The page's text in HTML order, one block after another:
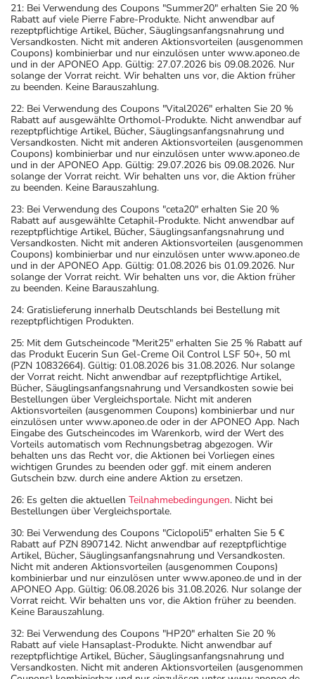
21: Bei Verwendung des Coupons "Summer20" erhalten Sie 20 %
Rabatt auf viele Pierre Fabre-Produkte. Nicht anwendbar auf
rezeptpflichtige Artikel, Bücher, Säuglingsanfangsnahrung und
Versandkosten. Nicht mit anderen Aktionsvorteilen (ausgenommen
Coupons) kombinierbar und nur einzulösen unter www.aponeo.de
und in der APONEO App. Gültig: 27.07.2026 bis 09.08.2026. Nur
solange der Vorrat reicht. Wir behalten uns vor, die Aktion früher
zu beenden. Keine Barauszahlung.
22: Bei Verwendung des Coupons "Vital2026" erhalten Sie 20 %
Rabatt auf ausgewählte Orthomol-Produkte. Nicht anwendbar auf
rezeptpflichtige Artikel, Bücher, Säuglingsanfangsnahrung und
Versandkosten. Nicht mit anderen Aktionsvorteilen (ausgenommen
Coupons) kombinierbar und nur einzulösen unter www.aponeo.de
und in der APONEO App. Gültig: 29.07.2026 bis 09.08.2026. Nur
solange der Vorrat reicht. Wir behalten uns vor, die Aktion früher
zu beenden. Keine Barauszahlung.
23: Bei Verwendung des Coupons "ceta20" erhalten Sie 20 %
Rabatt auf ausgewählte Cetaphil-Produkte. Nicht anwendbar auf
rezeptpflichtige Artikel, Bücher, Säuglingsanfangsnahrung und
Versandkosten. Nicht mit anderen Aktionsvorteilen (ausgenommen
Coupons) kombinierbar und nur einzulösen unter www.aponeo.de
und in der APONEO App. Gültig: 01.08.2026 bis 01.09.2026. Nur
solange der Vorrat reicht. Wir behalten uns vor, die Aktion früher
zu beenden. Keine Barauszahlung.
24: Gratislieferung innerhalb Deutschlands bei Bestellung mit
rezeptpflichtigen Produkten.
25: Mit dem Gutscheincode "Merit25" erhalten Sie 25 % Rabatt auf
das Produkt Eucerin Sun Gel-Creme Oil Control LSF 50+, 50 ml
(PZN 10832664). Gültig: 01.08.2026 bis 31.08.2026. Nur solange
der Vorrat reicht. Nicht anwendbar auf rezeptpflichtige Artikel,
Bücher, Säuglingsanfangsnahrung und Versandkosten sowie bei
Bestellungen über Vergleichsportale. Nicht mit anderen
Aktionsvorteilen (ausgenommen Coupons) kombinierbar und nur
einzulösen unter www.aponeo.de oder in der APONEO App. Nach
Eingabe des Gutscheincodes im Warenkorb, wird der Wert des
Vorteils automatisch vom Rechnungsbetrag abgezogen. Wir
behalten uns das Recht vor, die Aktionen bei Vorliegen eines
wichtigen Grundes zu beenden oder ggf. mit einem anderen
Gutschein bzw. durch eine andere Aktion zu ersetzen.
26: Es gelten die aktuellen Teilnahmebedingungen. Nicht bei
Bestellungen über Vergleichsportale.
30: Bei Verwendung des Coupons "Ciclopoli5" erhalten Sie 5 €
Rabatt auf PZN 8907142. Nicht anwendbar auf rezeptpflichtige
Artikel, Bücher, Säuglingsanfangsnahrung und Versandkosten.
Nicht mit anderen Aktionsvorteilen (ausgenommen Coupons)
kombinierbar und nur einzulösen unter www.aponeo.de und in der
APONEO App. Gültig: 06.08.2026 bis 31.08.2026. Nur solange der
Vorrat reicht. Wir behalten uns vor, die Aktion früher zu beenden.
Keine Barauszahlung.
32: Bei Verwendung des Coupons "HP20" erhalten Sie 20 %
Rabatt auf viele Hansaplast-Produkte. Nicht anwendbar auf
rezeptpflichtige Artikel, Bücher, Säuglingsanfangsnahrung und
Versandkosten. Nicht mit anderen Aktionsvorteilen (ausgenommen